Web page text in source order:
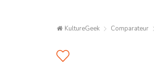
KultureGeek Comparateur